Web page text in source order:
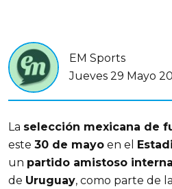
EM Sports
Jueves 29 Mayo
La selección mexicana de
este 30 de mayo en el
un partido amistoso
de Uruguay, como parte de la